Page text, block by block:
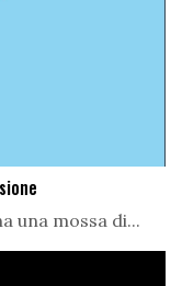
una mossa di...